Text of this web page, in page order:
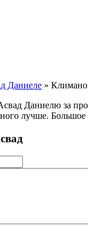
Даниеле »
Даниелю за
лучше.